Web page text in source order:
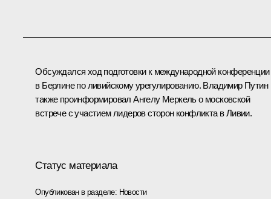
Обсуждался ход подготовки к международной конференции
в Берлине по ливийскому урегулированию. Владимир Путин
также проинформировал Ангелу Меркель о московской
встрече с участием лидеров сторон конфликта в Ливии.
Статус материала
Опубликован в разделе: Новости